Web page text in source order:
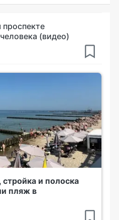
(видео)
и полоска
пляж в